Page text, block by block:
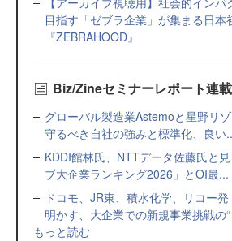
目指す「ゼブラ企業」が集まる日本
『ZEBRAHOOD』
Biz/Zineセミナーレポート連
グローバル製造業Astemoと星野リゾ
守るべき自社の強みと標準化、良い
KDDI館林氏、NTTデータ佐藤氏と
ブ大企業ランキング2026」とOI最...
ドコモ、JR東、積水化学、リコー
明かす、大企業での新規事業挑戦の
もっと読む